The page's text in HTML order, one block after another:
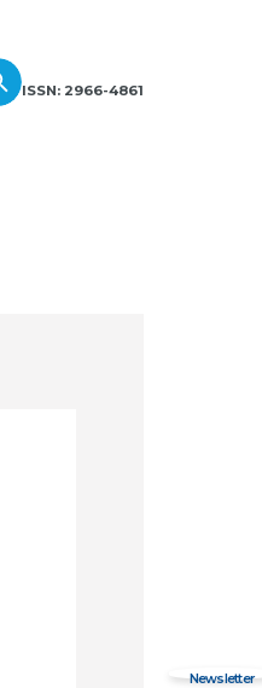
ISSN: 2966-4861